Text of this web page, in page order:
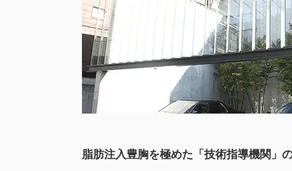
脂肪注入豊胸を極めた「技術指導機関」